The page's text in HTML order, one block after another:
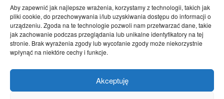
Aby zapewnić jak najlepsze wrażenia, korzystamy z technologii, takich jak
pliki cookie, do przechowywania i/lub uzyskiwania dostępu do informacji o
urządzeniu. Zgoda na te technologie pozwoli nam przetwarzać dane, takie
jak zachowanie podczas przeglądania lub unikalne identyfikatory na tej
stronie. Brak wyrażenia zgody lub wycofanie zgody może niekorzystnie
wpłynąć na niektóre cechy i funkcje.
Akceptuję
Temat dnia
4601
Publicystyka
4363
Polityka
3639
Polska
Społeczeństwo
2823